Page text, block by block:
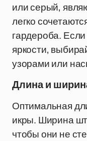
или серый,
легко
гардероба.
яркости,
узорами или
Длина и
Оптимальная
икры. Ширина
чтобы они не